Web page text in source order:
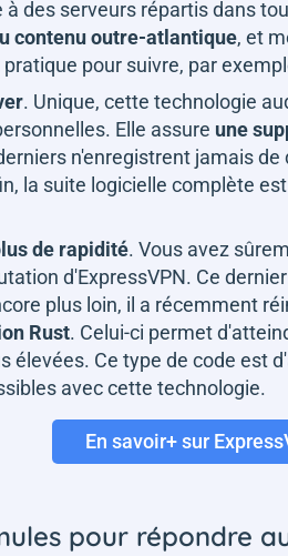
à des serveurs répartis dans
contenu outre-atlantique, et
pour suivre, par
. Unique, cette technologie
Elle assure une
n'enregistrent jamais
la suite logicielle complète
de rapidité. Vous avez
d'ExpressVPN. Ce
plus loin, il a récemment
Rust. Celui-ci permet
élevées. Ce type de code est
avec cette technologie.
En savoir+ sur
pour répondre